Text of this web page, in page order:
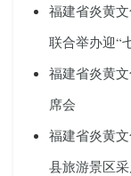
福建省炎黄
联合举办迎“
福建省炎黄
席会
福建省炎黄
县旅游景区